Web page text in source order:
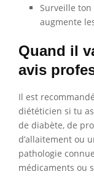
Surveille
augmente
Quand il
avis
Il est
diététicien si tu
de diabète, de
d’allaitement ou
pathologie
médicaments ou